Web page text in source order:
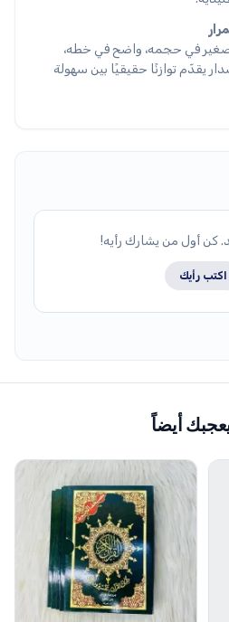
في حجمه، واضح في خطه،
يقدّم توازنًا حقيقيًا بين سهولة
كن أول من يشارك رأيه!
اكتب رأيك
أيضاً